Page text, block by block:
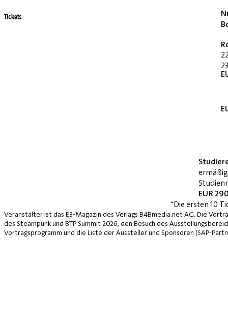
Tickets
EUR
*Die ersten 10
Veranstalter ist das E3-Magazin des Verlags B4Bmedia.net AG. Die
des Steampunk und BTP Summit 2026, den Besuch des
Vortragsprogramm und die Liste der Aussteller und Sponsoren (SAP-